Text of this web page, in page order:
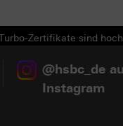
Zertifikate sind
@hsbc_de
Instagram